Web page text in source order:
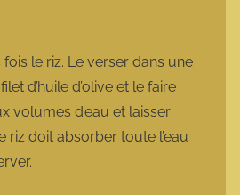
le riz. Le verser dans une
d’huile d’olive et le faire
volumes d’eau et laisser
riz doit absorber toute l’eau